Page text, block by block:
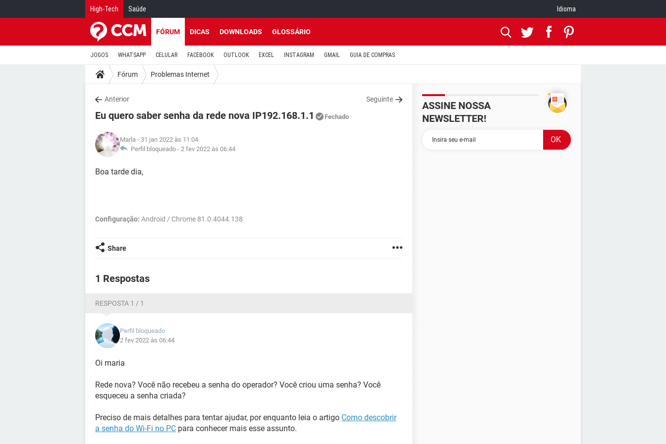
High-Tech Saúde Idioma
FÓRUM DICAS DOWNLOADS GLOSSÁRIO
JOGOS WHATSAPP CELULAR FACEBOOK OUTLOOK EXCEL INSTAGRAM GMAIL GUIA DE COMPRAS
Fórum Problemas Internet
Anterior Seguinte
Eu quero saber senha da rede nova IP192.168.1.1 Fechado
Marla - 31 jan 2022 às 11:04
Perfil bloqueado - 2 fev 2022 às 06:44
Boa tarde dia,
Configuração: Android / Chrome 81.0.4044.138
Share
1 Respostas
RESPOSTA 1 / 1
Perfil bloqueado
2 fev 2022 às 06:44
Oi maria
Rede nova? Você não recebeu a senha do operador? Você criou uma senha? Você
esqueceu a senha criada?
Preciso de mais detalhes para tentar ajudar, por enquanto leia o artigo Como descobrir
a senha do Wi-Fi no PC para conhecer mais esse assunto.
ASSINE NOSSA
NEWSLETTER!